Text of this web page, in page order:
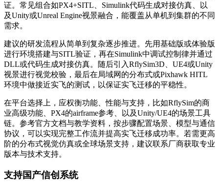
证。常见组合如PX4+SITL、Simulink代码生成对接仿真、以
及Unity或Unreal Engine视景融合，能覆盖从单机到集群的不同
需求。
建议的研发流程从简单到复杂逐步推进。先用基础版或体验版
进行环境搭建与SITL验证，再在Simulink中调试控制律并通过
DLL或代码生成对接仿真。随后引入RflySim3D、UE4或Unity
视景进行视觉校验，最后在局域网的分布式或Pixhawk HITL
环境中做接近实飞的测试，以保证实飞迁移的平稳性。
在平台选择上，应权衡功能、性能与支持，比如RflySim的商
业高级功能、PX4的airframe参考、以及Unity/UE4的场景工具
链。参考官方文档与教学资料，按步骤配置场景、模型与通信
协议，可以实现完整工作流并提高实飞迁移成功率。若需更高
阶的分布式视觉仿真或全球场景支持，建议联系厂商获取专业
版本与技术支持。
支持国产信创系统